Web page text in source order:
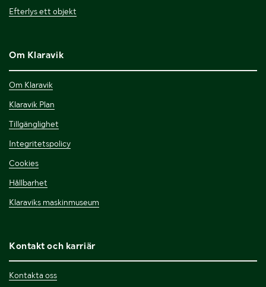
Efterlys ett objekt
Om Klaravik
Om Klaravik
Klaravik Plan
Tillgänglighet
Integritetspolicy
Cookies
Hållbarhet
Klaraviks maskinmuseum
Kontakt och karriär
Kontakta oss